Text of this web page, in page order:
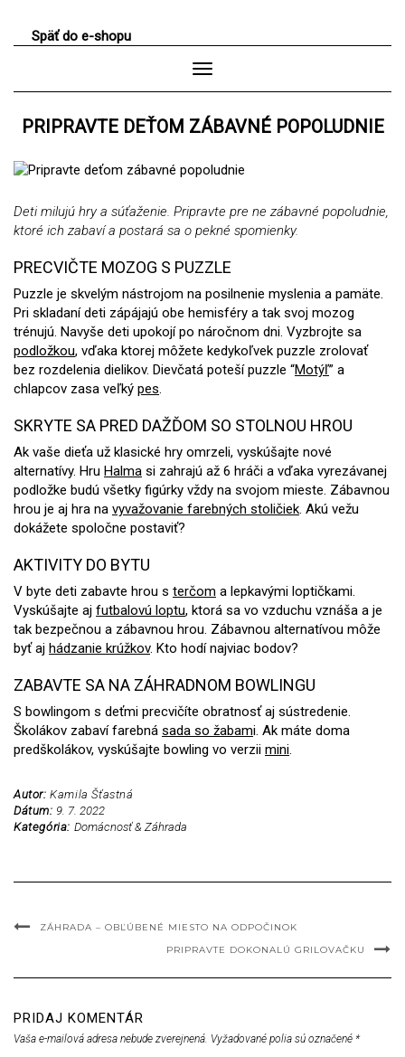
Späť do e-shopu
Toggle
Navigation
PRIPRAVTE DEŤOM ZÁBAVNÉ POPOLUDNIE
Deti milujú hry a súťaženie. Pripravte pre ne zábavné popoludnie,
ktoré ich zabaví a postará sa o pekné spomienky.
PRECVIČTE MOZOG S PUZZLE
Puzzle je skvelým nástrojom na posilnenie myslenia a pamäte.
Pri skladaní deti zápájajú obe hemisféry a tak svoj mozog
trénujú. Navyše deti upokojí po náročnom dni. Vyzbrojte sa
podložkou, vďaka ktorej môžete kedykoľvek puzzle zrolovať
bez rozdelenia dielikov. Dievčatá poteší puzzle “Motýľ” a
chlapcov zasa veľký pes.
SKRYTE SA PRED DAŽĎOM SO STOLNOU HROU
Ak vaše dieťa už klasické hry omrzeli, vyskúšajte nové
alternatívy. Hru Halma si zahrajú až 6 hráči a vďaka vyrezávanej
podložke budú všetky figúrky vždy na svojom mieste. Zábavnou
hrou je aj hra na vyvažovanie farebných stoličiek. Akú vežu
dokážete spoločne postaviť?
AKTIVITY DO BYTU
V byte deti zabavte hrou s terčom a lepkavými loptičkami.
Vyskúšajte aj futbalovú loptu, ktorá sa vo vzduchu vznáša a je
tak bezpečnou a zábavnou hrou. Zábavnou alternatívou môže
byť aj hádzanie krúžkov. Kto hodí najviac bodov?
ZABAVTE SA NA ZÁHRADNOM BOWLINGU
S bowlingom s deťmi precvičíte obratnosť aj sústredenie.
Školákov zabaví farebná sada so žabami. Ak máte doma
predškolákov, vyskúšajte bowling vo verzii mini.
Autor:Kamila Šťastná
Dátum: 9. 7. 2022
Kategória: Domácnosť & Záhrada
ZÁHRADA – OBĽÚBENÉ MIESTO NA ODPOČINOK
PRIPRAVTE DOKONALÚ GRILOVAČKU
PRIDAJ KOMENTÁR
Vaša e-mailová adresa nebude zverejnená. Vyžadované polia sú označené *